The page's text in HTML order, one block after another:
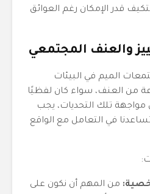
قدر الإمكان رغم العوائق
الميم في البيئات
من العنف، سواء كان لفظيًا
تلك التحديات، يجب
في التعامل مع الواقع
من المهم أن نكون على